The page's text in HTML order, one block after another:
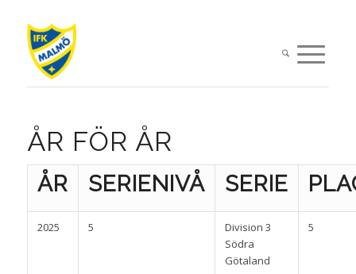
ÅR FÖR ÅR
ÅR SERIENIVÅ SERIE
2025 5
Division 3
Södra
Götaland
5